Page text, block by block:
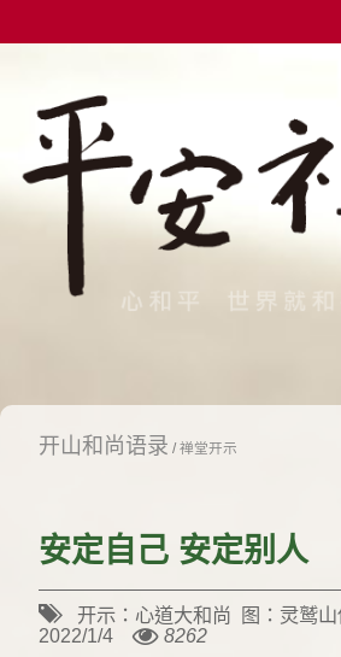
开山和尚语录 /禅堂开示
安定自己 安定别人
开示：心道大和尚 图：灵鹫
2022/1/4
8262